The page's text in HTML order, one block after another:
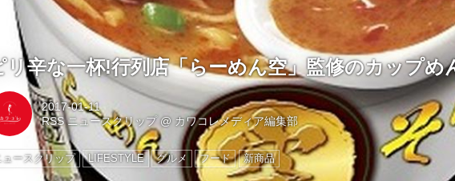
リ辛な一杯!行列店「らーめん空」監修のカップめ
2017-01-11
RSS ニュースクリップ @ カワコレメディア編集部
ュースクリップ LIFESTYLE グルメ フード 新商品